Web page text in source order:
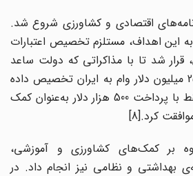
اقتصادی و کشاورزی شروع شد.
این اهداف، مستلزم تخصیص اعتبارات
شد تا با مذاکراتی که دولت ساعد
داده بود، مبلغ 250 میلیون دلار وام به ایران تخصیص داده
شود که دولت‌ آمریکا فقط با پرداخت 500 هزار دلار به‌عنوان کمک
کرد.[8]
بر کمک‌‌های کشاورزی و آموزشی،
بهداشتی و نظامی نیز انجام داد. در